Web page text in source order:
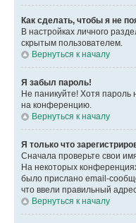
Как сделать, чтобы я не
В настройках личного
скрытым пользователем.
Вернуться к началу
Я забыл пароль!
Не паникуйте! Хотя пароль
на конференцию.
Вернуться к началу
Я только что
Сначала проверьте свои
На некоторых
было прислано email-
что ввели правильный
Вернуться к началу